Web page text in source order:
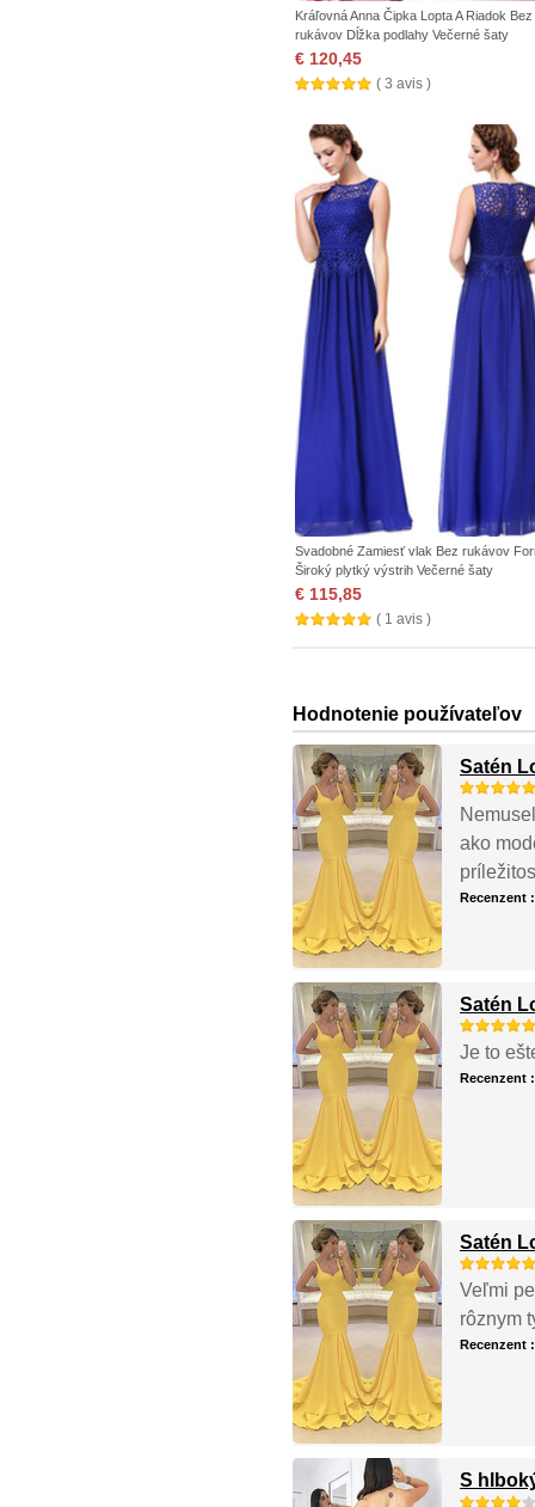
Kráľovná Anna Čipka Lopta A Riadok Bez
rukávov Dĺžka podlahy Večerné šaty
€ 120,45
( 3 avis )
Svadobné Zamiesť vlak Bez rukávov
Široký plytký výstrih Večerné šaty
€ 115,85
( 1 avis )
Hodnotenie používateľov
Satén
ako
Recenzent
Satén
Je to
Recenzent
Satén
Veľmi
rôznym
Recenzent
S